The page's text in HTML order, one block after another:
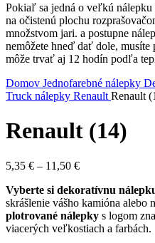
Pokiaľ sa jedná o veľkú
na očistenú plochu
množstvom jari. a postupne
nemôžete hneď dať dole,
môže trvať aj 12 hodín podľa
Domov Jednofarebné nálepky
Truck nálepky Renault Renault
Renault (14)
5,35 € – 11,50 €Price
5,35 €
through
11,50 €
Vyberte si dekoratívnu
skrášlenie vášho kamióna alebo
plotrované nálepky s logom
viacerých veľkostiach a farbách.